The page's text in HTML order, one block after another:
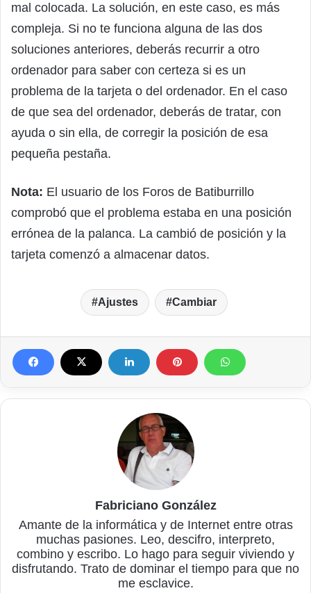
mal colocada. La solución, en este caso, es más
compleja. Si no te funciona alguna de las dos
soluciones anteriores, deberás recurrir a otro
ordenador para saber con certeza si es un
problema de la tarjeta o del ordenador. En el caso
de que sea del ordenador, deberás de tratar, con
ayuda o sin ella, de corregir la posición de esa
pequeña pestaña.
Nota: El usuario de los Foros de Batiburrillo
comprobó que el problema estaba en una posición
errónea de la palanca. La cambió de posición y la
tarjeta comenzó a almacenar datos.
Ajustes Cambiar
Fabriciano González
Amante de la informática y de Internet entre otras
muchas pasiones. Leo, descifro, interpreto,
combino y escribo. Lo hago para seguir viviendo y
disfrutando. Trato de dominar el tiempo para que no
me esclavice.